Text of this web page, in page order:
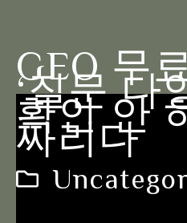
GEO 무
‘질문 다
확인 안
짜리다